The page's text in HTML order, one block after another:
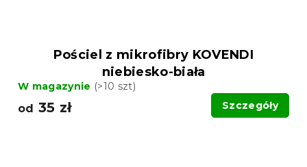
Pościel z mikrofibry KOVENDI
niebiesko-biała
W magazynie (>10 szt)
od 35 zł Szczegóły